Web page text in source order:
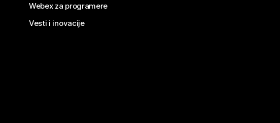
Webex za programere
Vesti i inovacije